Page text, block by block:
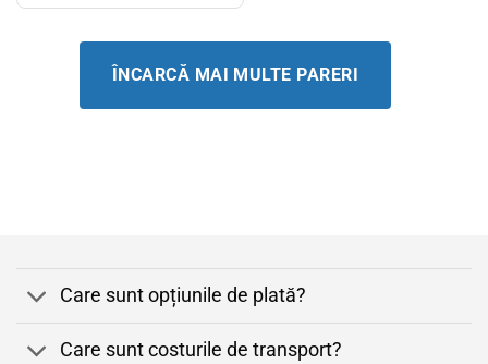
ÎNCARCĂ MAI MULTE PARERI
Care sunt opțiunile de plată?
Care sunt costurile de transport?